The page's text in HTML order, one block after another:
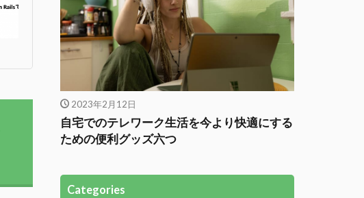
2023年2月12日
自宅でのテレワーク生活を今より快適にする
ための便利グッズ六つ
Categories